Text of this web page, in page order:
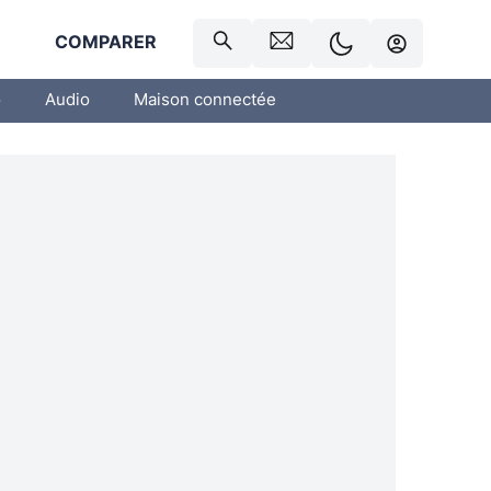
COMPARER
Audio Maison connectée